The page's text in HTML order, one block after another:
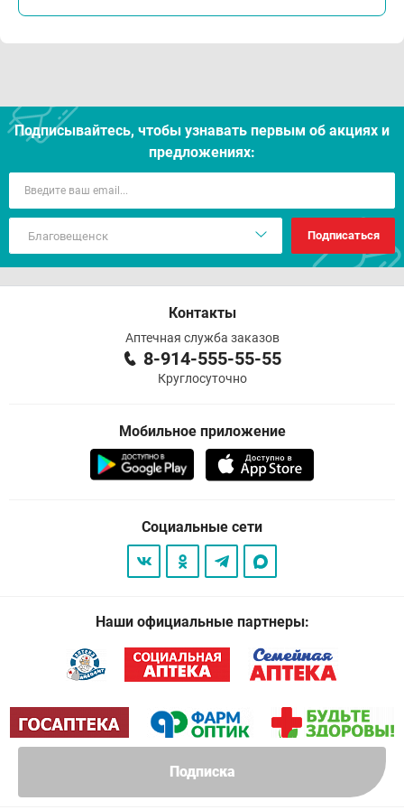
Подписка
Подписывайтесь, чтобы узнавать первым об акцияx и
предложениях:
Подписаться
Контакты
Аптечная служба заказов
8-914-555-55-55
Круглосуточно
Мобильное приложение
Социальные сети
Наши официальные партнеры: